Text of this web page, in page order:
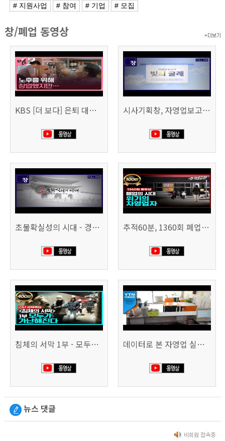
# 지원사업
# 참여 # 기업 # 모집
창/폐업 동영상
KBS [더 보다] 은퇴 대신 폐업 시사기획창, 자영업보고서 빚의 굴레 507회 (KBS 25.6.10)
초불확실성의 시대 - 경제를 구하라 494회 (KBS 25.2.11) 추적60분, 1360회 폐업의 시대, 위기의 자영업자
침체의 서막 1부 - 모두가 가난해진다 | 시사직격 신년특집 데이터로 본 자영업 실태 - 매출 '뚝', 장수 업소도 '휘청'
뉴스 댓글
비회원 접속중